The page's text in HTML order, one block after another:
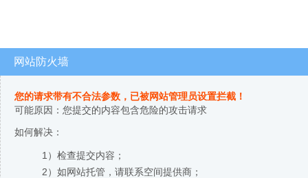
网站防火墙
您的请求带有不合法参数，已被网站管理员设置拦截！
可能原因：您提交的内容包含危险的攻击请求
如何解决：
1）检查提交内容；
2）如网站托管，请联系空间提供商；